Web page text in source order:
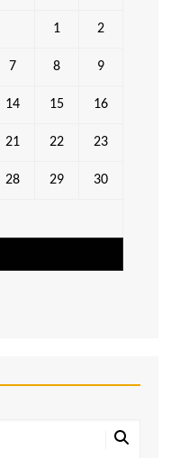
1 2
7 8 9
14 15 16
21 22 23
28 29 30